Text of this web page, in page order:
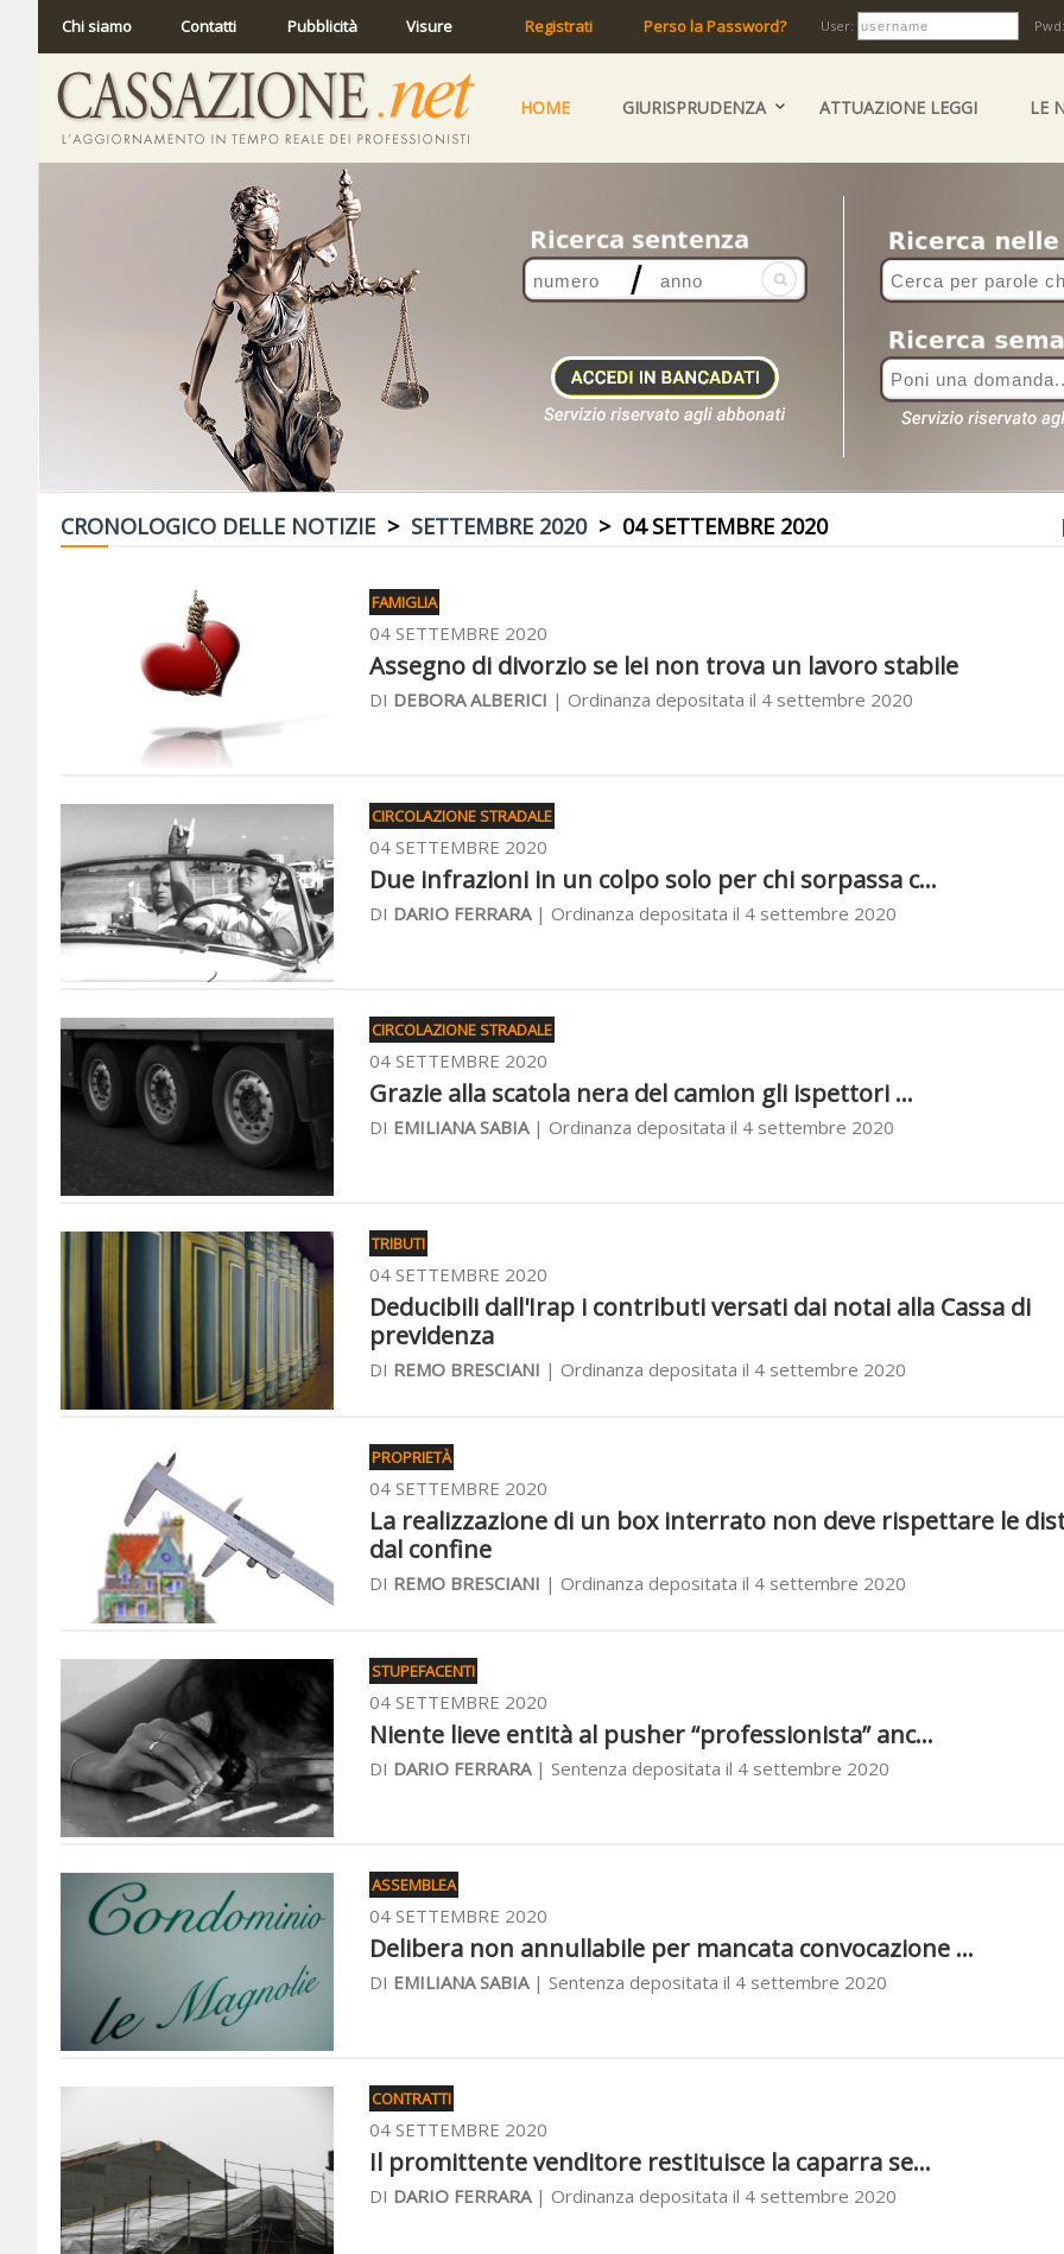
Chi siamo Contatti Pubblicità Visure Registrati Perso la Password? User:
HOME GIURISPRUDENZA ATTUAZIONE LEGGI LE
CRONOLOGICO DELLE NOTIZIE > SETTEMBRE 2020> 04 SETTEMBRE 2020
FAMIGLIA
04 SETTEMBRE 2020
Assegno di divorzio se lei non trova un lavoro stabile
DI DEBORA ALBERICI | Ordinanza depositata il 4 settembre 2020
CIRCOLAZIONE STRADALE
04 SETTEMBRE 2020
Due infrazioni in un colpo solo per chi sorpassa c...
DI DARIO FERRARA| Ordinanza depositata il 4 settembre 2020
CIRCOLAZIONE STRADALE
04 SETTEMBRE 2020
Grazie alla scatola nera del camion gli ispettori ...
DI EMILIANA SABIA| Ordinanza depositata il 4 settembre 2020
TRIBUTI
04 SETTEMBRE 2020
Deducibili dall'Irap i contributi versati dai notai alla Cassa di
previdenza
DI REMO BRESCIANI | Ordinanza depositata il 4 settembre 2020
PROPRIETÀ
04 SETTEMBRE 2020
La realizzazione di un box interrato non deve rispettare le
dal confine
DI REMO BRESCIANI | Ordinanza depositata il 4 settembre 2020
STUPEFACENTI
04 SETTEMBRE 2020
Niente lieve entità al pusher “professionista” anc...
DI DARIO FERRARA| Sentenza depositata il 4 settembre 2020
ASSEMBLEA
04 SETTEMBRE 2020
Delibera non annullabile per mancata convocazione ...
DI EMILIANA SABIA| Sentenza depositata il 4 settembre 2020
CONTRATTI
04 SETTEMBRE 2020
Il promittente venditore restituisce la caparra se...
DI DARIO FERRARA| Ordinanza depositata il 4 settembre 2020